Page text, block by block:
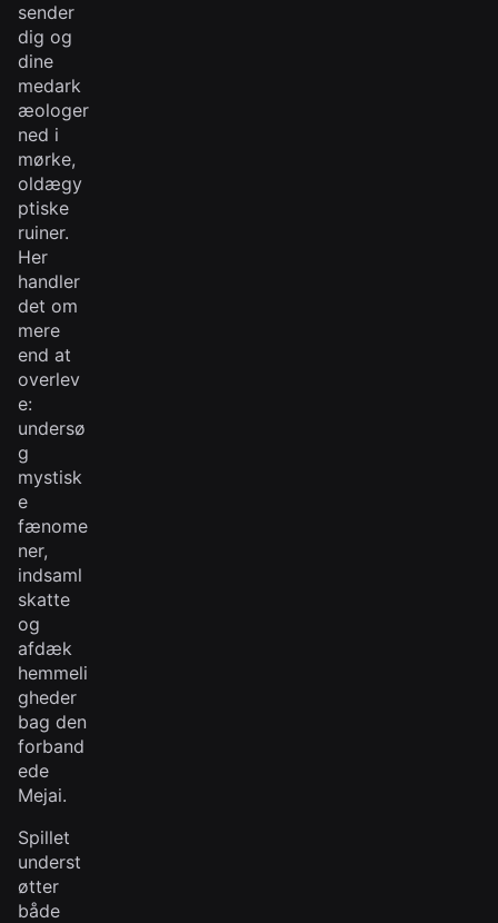
sender
dig og
dine
medark
æologer
ned i
mørke,
oldægy
ptiske
ruiner.
Her
handler
det om
mere
end at
overlev
e:
undersø
g
mystisk
e
fænome
ner,
indsaml
skatte
og
afdæk
hemmeli
gheder
bag den
forband
ede
Mejai.
Spillet
underst
øtter
både